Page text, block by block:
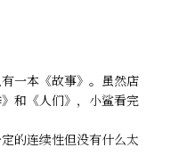
一本《故事》。虽然店
和《人们》，小鲨看完
的连续性但没有什么太